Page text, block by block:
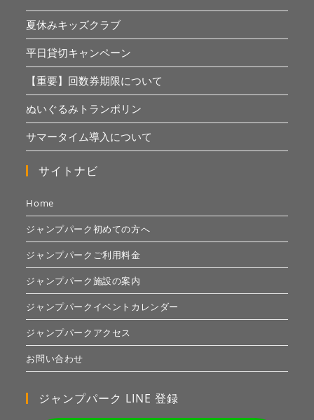
夏休みキッズクラブ
平日貸切キャンペーン
【重要】回数券期限について
ぬいぐるみトランポリン
サマータイム導入について
サイトナビ
Home
ジャンプパーク初めての方へ
ジャンプパークご利用料金
ジャンプパーク施設の案内
ジャンプパークイベントカレンダー
ジャンプパークアクセス
お問い合わせ
ジャンプパーク LINE 登録